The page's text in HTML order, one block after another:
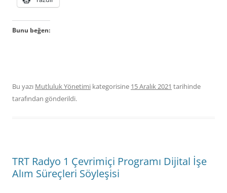
Bunu beğen:
Bu yazı Mutluluk Yönetimi kategorisine 15 Aralık 2021 tarihinde
tarafından gönderildi.
TRT Radyo 1 Çevrimiçi Programı Dijital İşe
Alım Süreçleri Söyleşisi